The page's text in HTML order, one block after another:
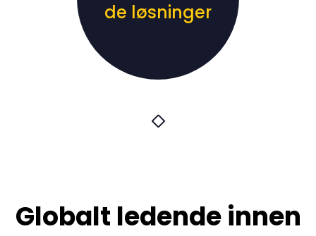
de løsninger
Globalt ledende innen